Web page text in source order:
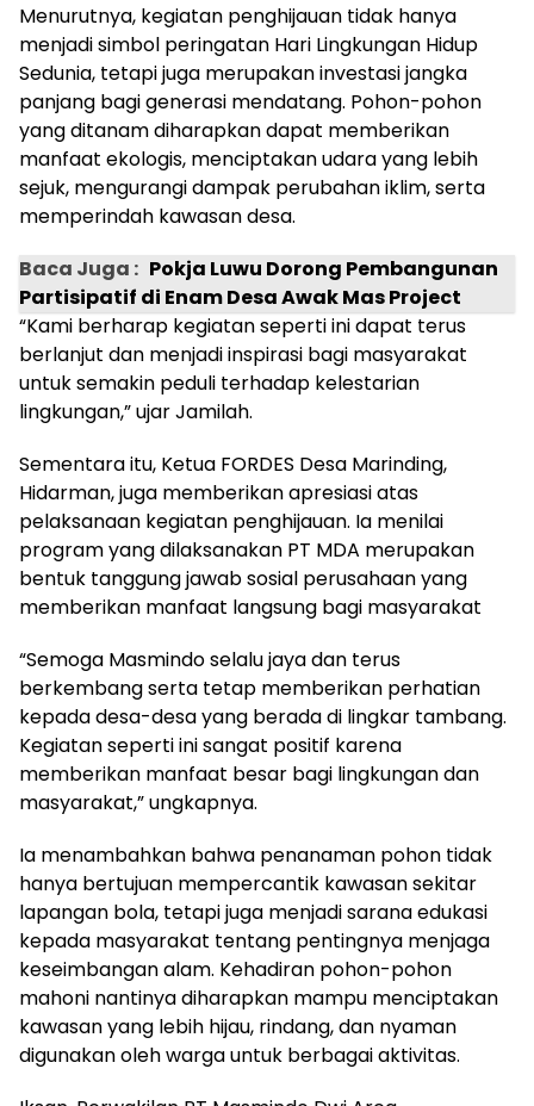
Menurutnya, kegiatan penghijauan tidak hanya
menjadi simbol peringatan Hari Lingkungan Hidup
Sedunia, tetapi juga merupakan investasi jangka
panjang bagi generasi mendatang. Pohon-pohon
yang ditanam diharapkan dapat memberikan
manfaat ekologis, menciptakan udara yang lebih
sejuk, mengurangi dampak perubahan iklim, serta
memperindah kawasan desa.
Baca Juga : Pokja Luwu Dorong Pembangunan
Partisipatif di Enam Desa Awak Mas Project
“Kami berharap kegiatan seperti ini dapat terus
berlanjut dan menjadi inspirasi bagi masyarakat
untuk semakin peduli terhadap kelestarian
lingkungan,” ujar Jamilah.
Sementara itu, Ketua FORDES Desa Marinding,
Hidarman, juga memberikan apresiasi atas
pelaksanaan kegiatan penghijauan. Ia menilai
program yang dilaksanakan PT MDA merupakan
bentuk tanggung jawab sosial perusahaan yang
memberikan manfaat langsung bagi masyarakat
“Semoga Masmindo selalu jaya dan terus
berkembang serta tetap memberikan perhatian
kepada desa-desa yang berada di lingkar tambang.
Kegiatan seperti ini sangat positif karena
memberikan manfaat besar bagi lingkungan dan
masyarakat,” ungkapnya.
Ia menambahkan bahwa penanaman pohon tidak
hanya bertujuan mempercantik kawasan sekitar
lapangan bola, tetapi juga menjadi sarana edukasi
kepada masyarakat tentang pentingnya menjaga
keseimbangan alam. Kehadiran pohon-pohon
mahoni nantinya diharapkan mampu menciptakan
kawasan yang lebih hijau, rindang, dan nyaman
digunakan oleh warga untuk berbagai aktivitas.